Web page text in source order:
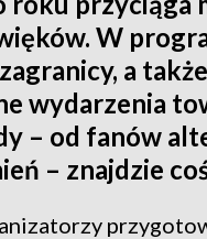
W
a
wydarzenia
– od fanów
– znajdzie